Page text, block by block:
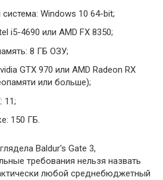
Windows 10 64-bit;
i5-4690 или AMD FX 8350;
8 ГБ ОЗУ;
GTX 970 или AMD Radeon RX
или больше);
11;
150 ГБ.
Baldur's Gate 3,
требования нельзя назвать
любой среднебюджетный